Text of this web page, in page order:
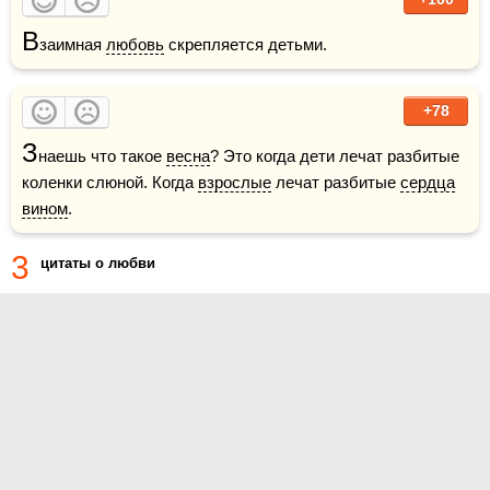
Взаимная любовь скрепляется детьми.
+78
Знаешь что такое весна? Это когда дети лечат разбитые
коленки слюной. Когда взрослые лечат разбитые сердца
вином.
3 цитаты о любви